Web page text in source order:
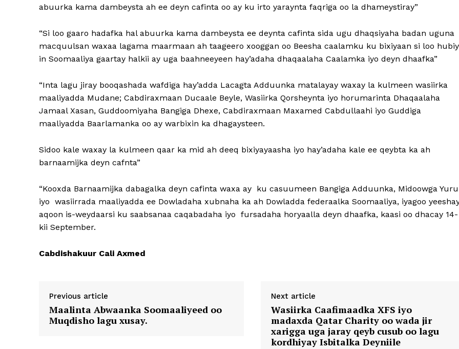
abuurka kama dambeysta ah ee deyn cafinta oo ay ku irto yaraynta faqriga oo la dhameystiray”
“Si loo gaaro hadafka hal abuurka kama dambeysta ee deynta cafinta sida ugu dhaqsiyaha badan uguna
macquulsan waxaa lagama maarmaan ah taageero xooggan oo Beesha caalamku ku bixiyaan si loo
in Soomaaliya gaartay halkii ay uga baahneeyeen hay’adaha dhaqaalaha Caalamka iyo deyn dhaafka”
“Inta lagu jiray booqashada wafdiga hay’adda Lacagta Adduunka matalayay waxay la kulmeen wasiirka
maaliyadda Mudane; Cabdiraxmaan Ducaale Beyle, Wasiirka Qorsheynta iyo horumarinta Dhaqaalaha
Jamaal Xasan, Guddoomiyaha Bangiga Dhexe, Cabdiraxmaan Maxamed Cabdullaahi iyo Guddiga
maaliyadda Baarlamanka oo ay warbixin ka dhagaysteen.
Sidoo kale waxay la kulmeen qaar ka mid ah deeq bixiyayaasha iyo hay’adaha kale ee qeybta ka ah
barnaamijka deyn cafnta”
“Kooxda Barnaamijka dabagalka deyn cafinta waxa ay ku casuumeen Bangiga Adduunka, Midoowga
iyo wasiirrada maaliyadda ee Dowladaha xubnaha ka ah Dowladda federaalka Soomaaliya, iyagoo
aqoon is-weydaarsi ku saabsanaa caqabadaha iyo fursadaha horyaalla deyn dhaafka, kaasi oo dhacay 14-
kii September.
Cabdishakuur Cali Axmed
Previous article
Maalinta Abwaanka Soomaaliyeed oo
Muqdisho lagu xusay.
Next article
Wasiirka Caafimaadka XFS iyo
madaxda Qatar Charity oo wada jir
xarigga uga jaray qeyb cusub oo lagu
kordhiyay Isbitalka Deyniile